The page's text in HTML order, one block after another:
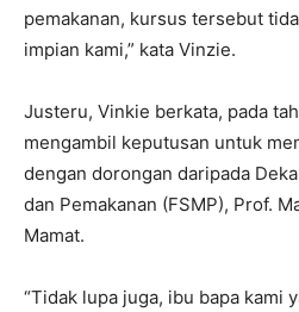
pemakanan, kursus tersebut
impian kami,” kata Vinzie.
Justeru, Vinkie berkata, pada
mengambil keputusan untuk
dengan dorongan daripada
dan Pemakanan (FSMP), Prof.
Mamat.
“Tidak lupa juga, ibu bapa kami